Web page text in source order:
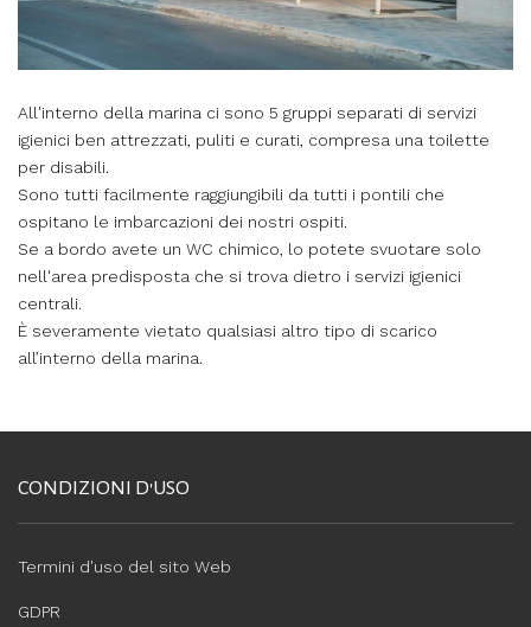
All'interno della marina ci sono 5 gruppi separati di servizi
igienici ben attrezzati, puliti e curati, compresa una toilette
per disabili.
Sono tutti facilmente raggiungibili da tutti i pontili che
ospitano le imbarcazioni dei nostri ospiti.
Se a bordo avete un WC chimico, lo potete svuotare solo
nell'area predisposta che si trova dietro i servizi igienici
centrali.
È severamente vietato qualsiasi altro tipo di scarico
all’interno della marina.
CONDIZIONI D'USO
Termini d'uso del sito Web
GDPR